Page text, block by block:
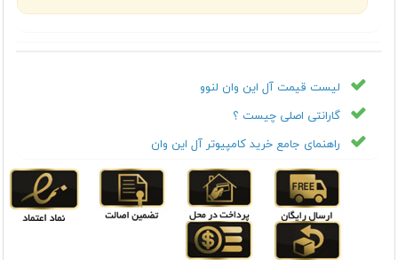
لیست قیمت آل این وان لنوو
گارانتی اصلی چیست ؟
راهنمای جامع خرید کامپیوتر آل این وان